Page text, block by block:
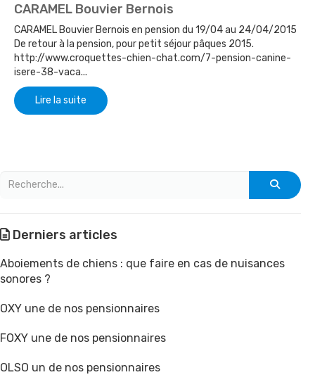
CARAMEL Bouvier Bernois
CARAMEL Bouvier Bernois en pension du 19/04 au 24/04/2015
De retour à la pension, pour petit séjour pâques 2015.
http://www.croquettes-chien-chat.com/7-pension-canine-
isere-38-vaca...
Lire la suite
Derniers articles
Aboiements de chiens : que faire en cas de nuisances
sonores ?
OXY une de nos pensionnaires
FOXY une de nos pensionnaires
OLSO un de nos pensionnaires